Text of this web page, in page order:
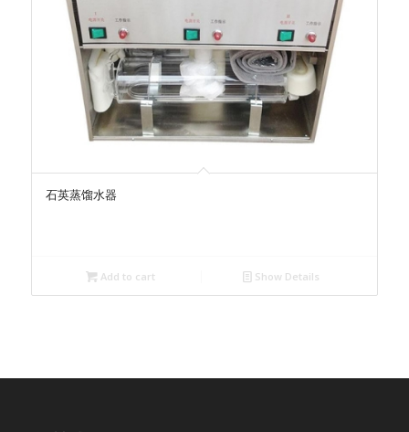
石英蒸馏水器
Add to cart Show Details